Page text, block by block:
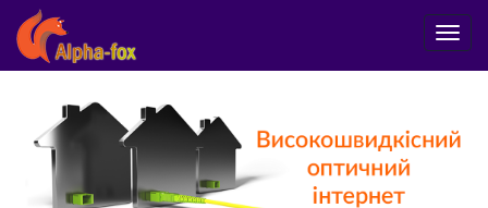
Перейти
до
основного